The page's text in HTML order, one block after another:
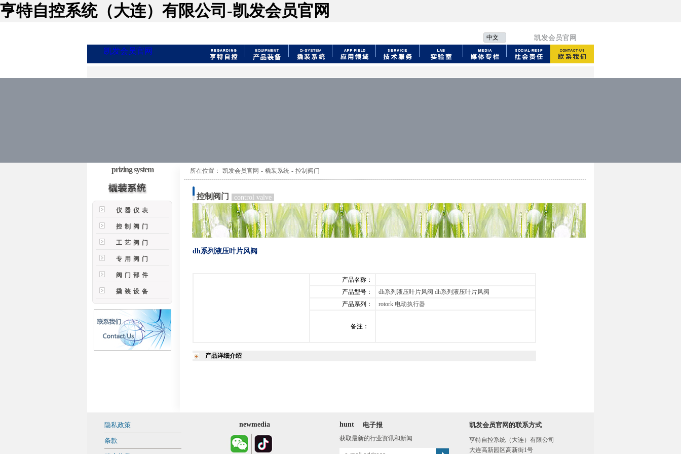
亨特自控系统（大连）有限公司-凯发会员官网
中文 凯发会员官网
凯发会员官网
prizing system
仪器仪表
控制阀门
工艺阀门
专用阀门
阀门部件
撬装设备
所在位置： 凯发会员官网 - 橇装系统 - 控制阀门
控制阀门 control valve
dh系列液压叶片风阀
产品名称：
产品型号：
dh系列液压叶片风阀 dh系列液压叶片风阀
产品系列：
rotork 电动执行器
备注：
产品详细介绍
隐私政策
条款
newmedia hunt 电子报
获取最新的行业资讯和新闻
凯发会员官网的联系方式
亨特自控系统（大连）有限公司
大连高新园区高新街1号